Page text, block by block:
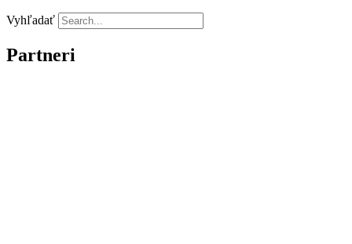
Vyhľadať
Partneri